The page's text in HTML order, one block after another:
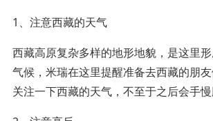
1、注意西藏的天气
西藏高原复杂多样的地形地貌，是这里
气候，米瑞在这里提醒准备去西藏的朋
关注一下西藏的天气，不至于之后会手慢